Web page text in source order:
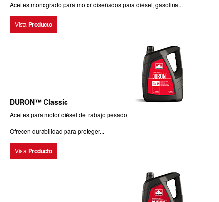
Aceites monogrado para motor diseñados para diésel, gasolina...
Vista Producto
DURON™ Classic
Aceites para motor diésel de trabajo pesado
Ofrecen durabilidad para proteger...
Vista Producto